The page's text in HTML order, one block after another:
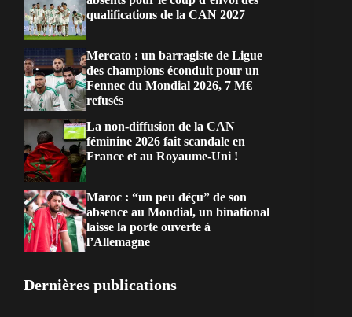
qualifications de la CAN 2027
Mercato : un barragiste de Ligue
des champions éconduit pour un
Fennec du Mondial 2026, 7 M€
refusés
La non-diffusion de la CAN
féminine 2026 fait scandale en
France et au Royaume-Uni !
Maroc : “un peu déçu” de son
absence au Mondial, un binational
laisse la porte ouverte à
l’Allemagne
Dernières publications